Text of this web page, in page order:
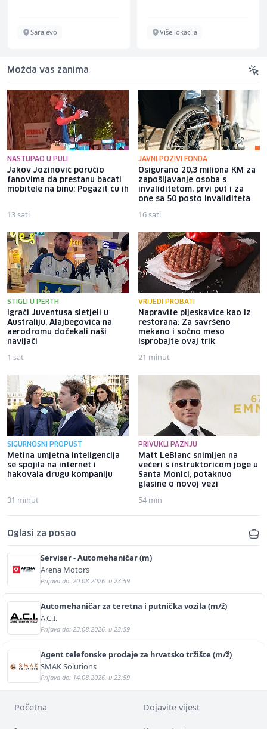
Sarajevo Više lokacija
Možda vas zanima
NASTUPAO U PULI
Jakov Jozinović poručio
fanovima da prestanu bacati
mobitele na binu: Pogazit ću ih
13 sati
JAVNI POZIVI FONDA
Osigurano 20,3 miliona KM za
zapošljavanje osoba s
invaliditetom, prvi put i za
one sa 50 posto invaliditeta
16 sati
STIGLI U PERTH
Igrači Juventusa sletjeli u
Australiju, Alajbegovića na
aerodromu dočekali naši
navijači
1 sat
VRIJEDI PROBATI
Napravite pljeskavice kao iz
restorana: Za savršeno
mekano i sočno meso
isprobajte ovaj trik
21 minut
SIGURNOSNI PROPUST
Metina umjetna inteligencija
se spojila na internet i
hakovala drugu kompaniju
31 minut
PRIVUKLI PAŽNJU
Matt LeBlanc snimljen na
večeri s instruktoricom joge u
Santa Monici, potaknuo
glasine o novoj vezi
54 min
Oglasi za posao
Serviser - Automehaničar (m)
Arena Motors
Prijava do: 20.08.2026. u 23:59
Automehaničar za teretna i putnička vozila (m/ž)
A.C.I.
Prijava do: 23.08.2026. u 23:59
Agent telefonske prodaje za hrvatsko tržište (m/ž)
SMAK Solutions
Prijava do: 14.08.2026. u 23:59
Početna Dojavite vijest